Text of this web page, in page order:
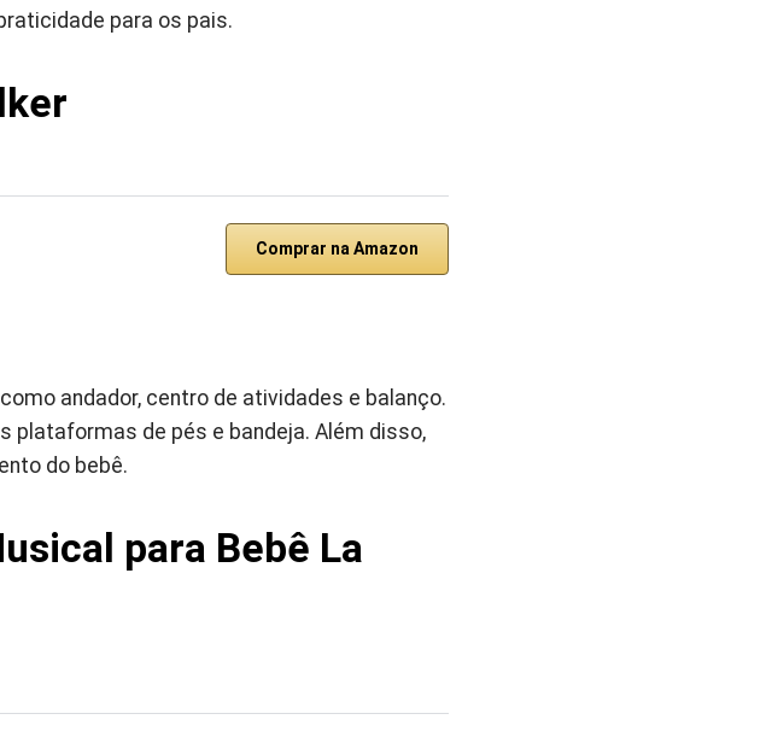
para os pais.
Comprar na Amazon
andador, centro de atividades e balanço.
plataformas de pés e bandeja. Além disso,
do bebê.
para Bebê La